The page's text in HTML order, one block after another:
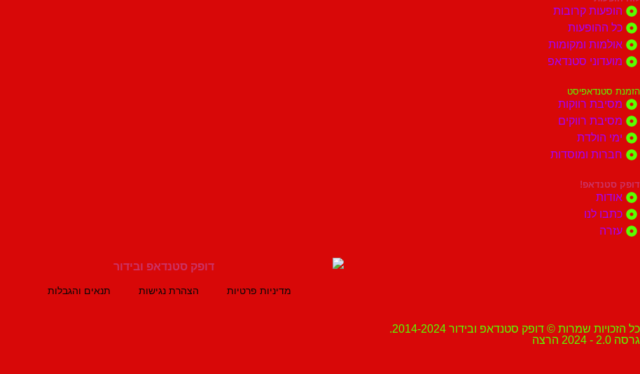
הופעות קרובות
כל ההופעות
אולמות ומקומות
מועדוני סטנדאפ
הזמנת סטנדאפיסט
מסיבת רווקות
מסיבת רווקים
ימי הולדת
חברות ומוסדות
דופק סטנדאפ!
אודות
כתבו לנו
עזרה
מדיניות פרטיות הצהרת נגישות תנאים והגבלות
כל הזכויות שמרות © דופק סטנדאפ ובידור 2014-2024.
גרסה 2.0 - 2024 הרצה